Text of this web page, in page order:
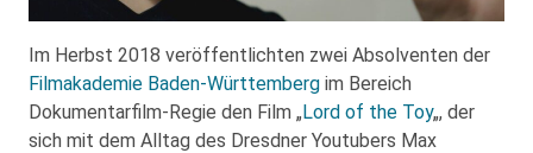
Im Herbst 2018 veröffentlichten zwei Absolventen der
Filmakademie Baden-Württemberg im Bereich
Dokumentarfilm-Regie den Film „Lord of the Toy„, der
sich mit dem Alltag des Dresdner Youtubers Max